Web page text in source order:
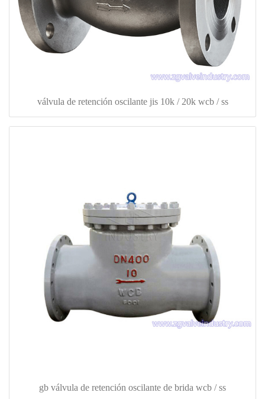
válvula de retención oscilante jis 10k / 20k wcb / ss
gb válvula de retención oscilante de brida wcb / ss